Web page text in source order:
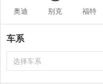
奥迪 别克 福特
车系
选择车系